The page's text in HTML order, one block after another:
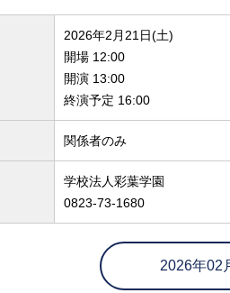
2026年2月21日(土)
開場 12:00
開演 13:00
終演予定 16:00
関係者のみ
学校法人彩葉学園
0823-73-1680
2026年02